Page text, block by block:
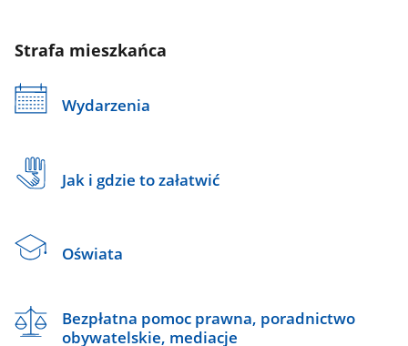
Strafa mieszkańca
Wydarzenia
Jak i gdzie to załatwić
Oświata
Bezpłatna pomoc prawna, poradnictwo
obywatelskie, mediacje